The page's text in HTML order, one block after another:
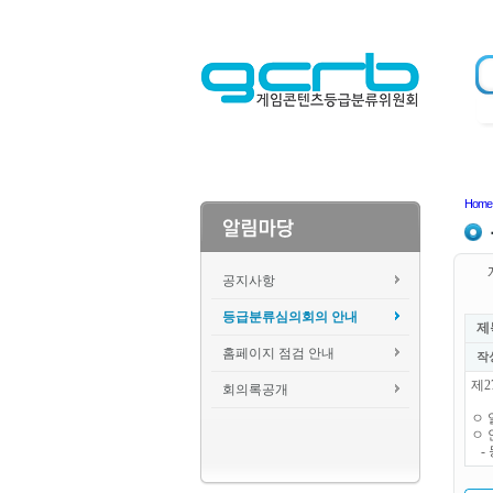
공지사항
등급분류심의회의 안내
홈페이지 점검 안내
회의록공개
Home
제
작
제
ㅇ
ㅇ
-